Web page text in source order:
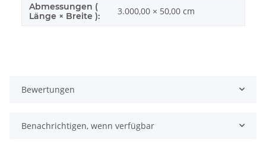
Abmessungen (
Länge × Breite ):
3.000,00 × 50,00 cm
Bewertungen
Benachrichtigen, wenn verfügbar